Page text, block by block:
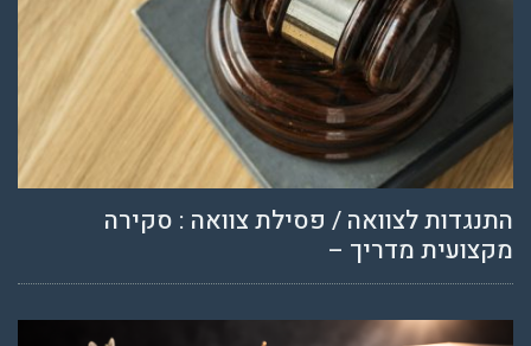
התנגדות לצוואה / פסילת צוואה : סקירה
מקצועית מדריך –